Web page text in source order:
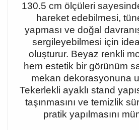
130.5 cm ölçüleri
hareket edebilmesi,
yapması ve doğal
sergileyebilmesi için
oluşturur. Beyaz renkli
hem estetik bir görünüm
mekan dekorasyonuna
Tekerlekli ayaklı stand
taşınmasını ve temizlik
pratik yapılmasını